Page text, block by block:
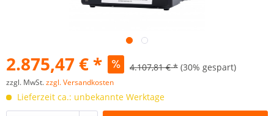
2.875,47 € * 4.107,81 € * (30% gespart)
zzgl. MwSt.zzgl. Versandkosten
Lieferzeit ca.: unbekannte Werktage